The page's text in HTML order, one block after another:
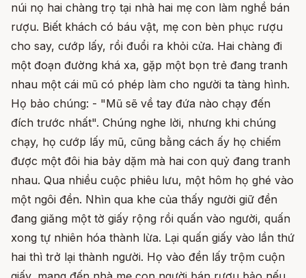
núi nọ hai chàng trọ tại nhà hai mẹ con làm nghề bán
rượu. Biết khách có báu vật, mẹ con bèn phục rượu
cho say, cướp lấy, rồi đuổi ra khỏi cửa. Hai chàng đi
một đoạn đường khá xa, gặp một bọn trẻ đang tranh
nhau một cái mũ có phép làm cho người ta tàng hình.
Họ bảo chúng: - "Mũ sẽ về tay đứa nào chạy đến
đích trước nhất". Chúng nghe lời, nhưng khi chúng
chạy, họ cướp lấy mũ, cũng bằng cách ấy họ chiếm
được một đôi hia bảy dặm mà hai con quỷ đang tranh
nhau. Qua nhiều cuộc phiêu lưu, một hôm họ ghé vào
một ngôi đền. Nhìn qua khe của thấy người giữ đền
đang giăng một tờ giấy rộng rồi quấn vào người, quấn
xong tự nhiên hóa thành lừa. Lại quấn giấy vào lần thứ
hai thì trở lại thành người. Họ vào đền lấy trộm cuộn